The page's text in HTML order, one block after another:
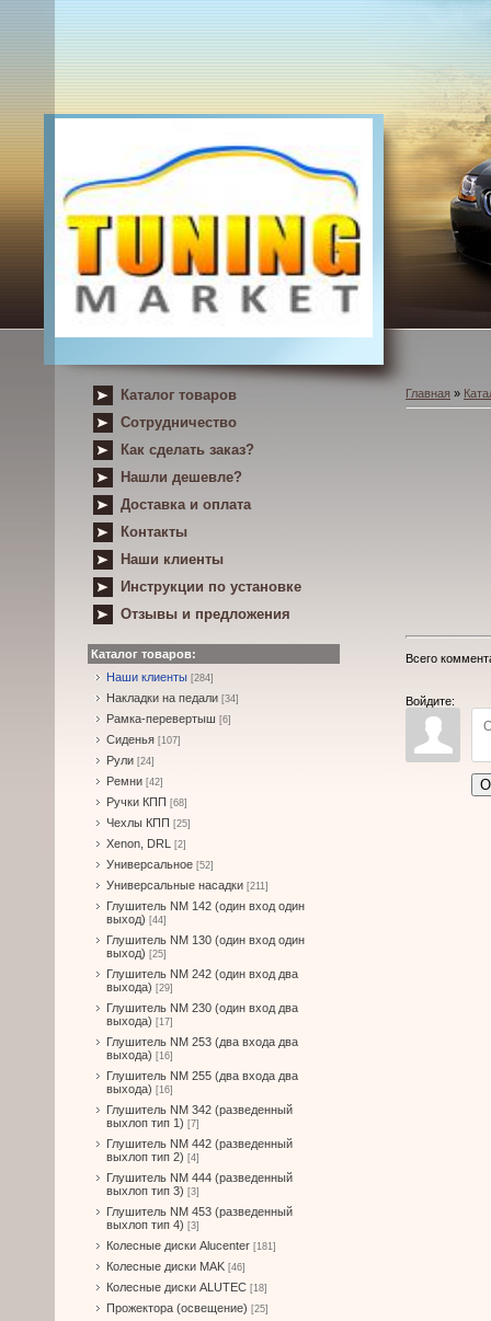
Каталог товаров
Сотрудничество
Как сделать заказ?
Нашли дешевле?
Доставка и оплата
Контакты
Наши клиенты
Инструкции по установке
Отзывы и предложения
Каталог товаров:
Наши клиенты [284]
Накладки на педали [34]
Рамка-перевертыш [6]
Сиденья [107]
Рули [24]
Ремни [42]
Ручки КПП [68]
Чехлы КПП [25]
Xenon, DRL [2]
Универсальное [52]
Универсальные насадки [211]
Глушитель NM 142 (один вход один
выход) [44]
Глушитель NM 130 (один вход один
выход) [25]
Глушитель NM 242 (один вход два
выхода) [29]
Глушитель NM 230 (один вход два
выхода) [17]
Глушитель NM 253 (два входа два
выхода) [16]
Глушитель NM 255 (два входа два
выхода) [16]
Глушитель NM 342 (разведенный
выхлоп тип 1) [7]
Глушитель NM 442 (разведенный
выхлоп тип 2) [4]
Глушитель NM 444 (разведенный
выхлоп тип 3) [3]
Глушитель NM 453 (разведенный
выхлоп тип 4) [3]
Колесные диски Alucenter [181]
Колесные диски MAK [46]
Колесные диски ALUTEC [18]
Прожектора (освещение) [25]
Главная »
Всего
Войдите: